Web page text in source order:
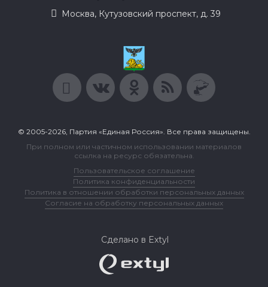
Москва, Кутузовский проспект, д. 39
© 2005-2026, Партия «Единая Россия». Все права защищены.
При полном или частичном использовании материалов
ссылка на ресурс обязательна.
Пользовательское соглашение
Политика конфиденциальности
Политика в отношении обработки персональных данных
Согласие на обработку персональных данных
Сделано в Extyl